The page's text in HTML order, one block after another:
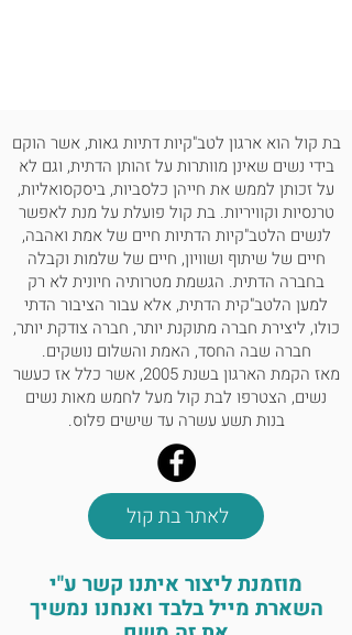
בת קול הוא ארגון לטב"קיות דתיות גאות, אשר הוקם
בידי נשים שאינן מוותרות על זהותן הדתית, וגם לא
על זכותן לממש את חייהן כלסביות, ביסקסואליות,
טרנסיות וקוויריות. בת קול פועלת על מנת לאפשר
לנשים הלטב"קיות הדתיות חיים של אמת ואהבה,
חיים של שיתוף ושוויון, חיים של שלמות וקבלה
בחברה הדתית. הגשמת מטרותיה חיונית לא רק
למען הלטב"קית הדתית, אלא עבור הציבור הדתי
כולו, ליצירת חברה מתוקנת יותר, חברה צודקת יותר,
חברה שבה החסד, האמת והשלום נושקים.
מאז הקמת הארגון בשנת 2005, אשר כלל אז כעשר
נשים, הצטרפו לבת קול מעל לחמש מאות נשים
בנות תשע עשרה עד שישים פלוס.
לאתר בת קול
מוזמנת ליצור איתנו קשר ע"י
השארת מייל בלבד ואנחנו נמשיך